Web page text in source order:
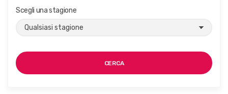
Scegli una stagione
CERCA